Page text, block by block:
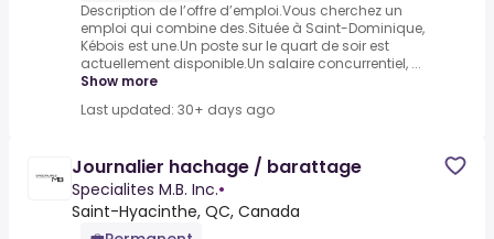
Description de l’offre d’emploi.Vous cherchez un
emploi qui combine des.Située à Saint-Dominique,
Kébois est une.Un poste sur le quart de soir est
actuellement disponible.Un salaire concurrentiel, ...
Show more
Last updated: 30+ days ago
Journalier hachage / barattage
Specialites M.B. Inc.•
Saint-Hyacinthe, QC, Canada